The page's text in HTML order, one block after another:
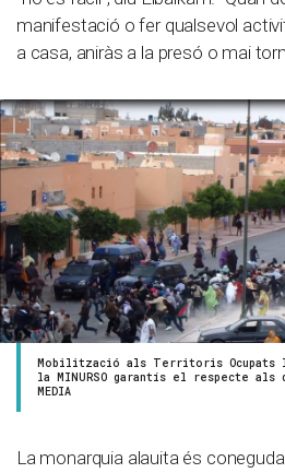
manifestació o fer qualsevol
a casa, aniràs a la presó o mai
Mobilització als Territoris Ocupats
la MINURSO garantís el respecte als
MEDIA
La monarquia alauita és